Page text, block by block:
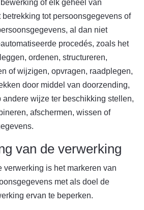
of elk geheel van
betrekking tot persoonsgegevens of
al dan niet
procedés, zoals het
ordenen, structureren,
of wijzigen, opvragen, raadplegen,
door middel van doorzending,
andere wijze ter beschikking stellen,
afschermen, wissen of
van de verwerking
verwerking is het markeren van
met als doel de
ervan te beperken.